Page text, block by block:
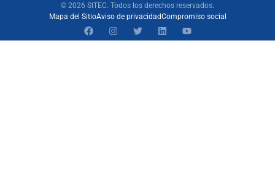
© 2026 SITEC. Todos los derechos reservados.
Mapa del SitioAviso de privacidadCompromiso social